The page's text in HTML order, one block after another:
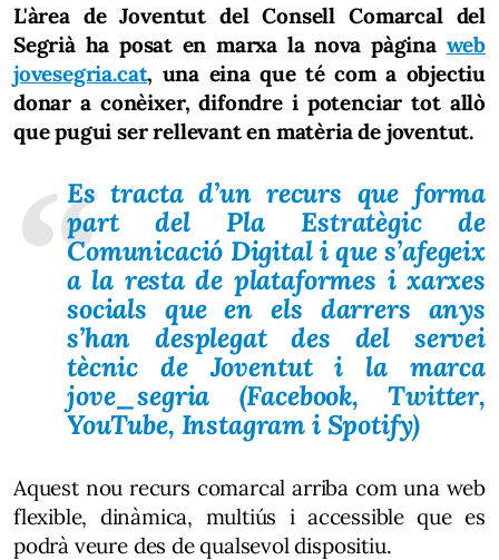
L'àrea de Joventut del Consell Comarcal del
Segrià ha posat en marxa la nova pàgina web
jovesegria.cat, una eina que té com a objectiu
donar a conèixer, difondre i potenciar tot allò
que pugui ser rellevant en matèria de joventut.
Es tracta d’un recurs que forma
part del Pla Estratègic de
Comunicació Digital i que s’afegeix
a la resta de plataformes i xarxes
socials que en els darrers anys
s’han desplegat des del servei
tècnic de Joventut i la marca
jove_segria (Facebook, Twitter,
YouTube, Instagram i Spotify)
Aquest nou recurs comarcal arriba com una web
flexible, dinàmica, multiús i accessible que es
podrà veure des de qualsevol dispositiu.